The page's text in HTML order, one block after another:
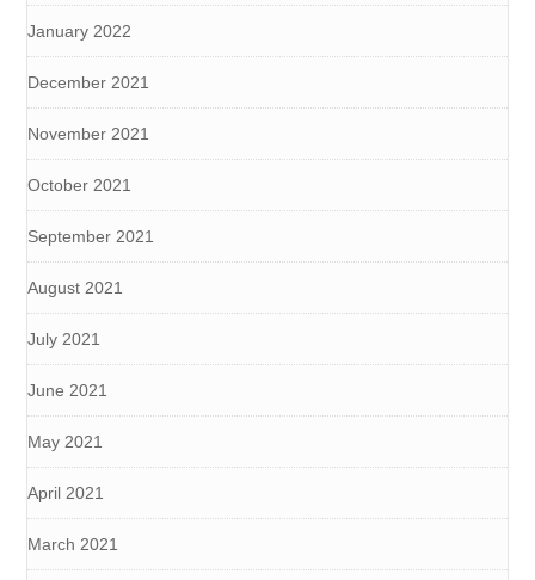
January 2022
December 2021
November 2021
October 2021
September 2021
August 2021
July 2021
June 2021
May 2021
April 2021
March 2021